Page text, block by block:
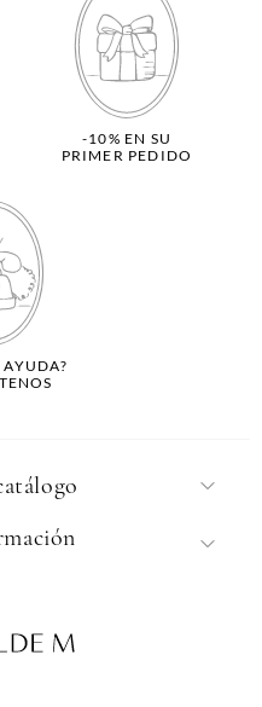
-10% EN SU
PRIMER PEDIDO
AYUDA?